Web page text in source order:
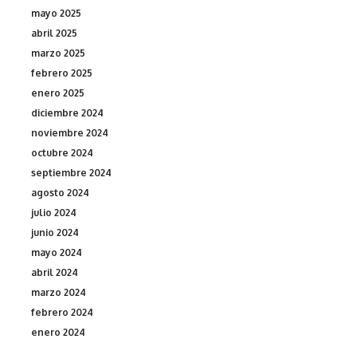
mayo 2025
abril 2025
marzo 2025
febrero 2025
enero 2025
diciembre 2024
noviembre 2024
octubre 2024
septiembre 2024
agosto 2024
julio 2024
junio 2024
mayo 2024
abril 2024
marzo 2024
febrero 2024
enero 2024